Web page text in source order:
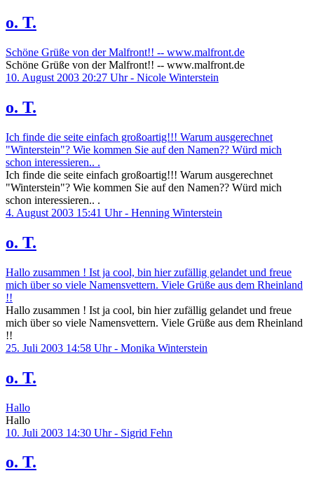
o. T.
Schöne Grüße von der Malfront!! -- www.malfront.de
Schöne Grüße von der Malfront!! -- www.malfront.de
10. August 2003 20:27 Uhr - Nicole Winterstein
o. T.
Ich finde die seite einfach großoartig!!! Warum ausgerechnet
"Winterstein"? Wie kommen Sie auf den Namen?? Würd mich
schon interessieren.. .
Ich finde die seite einfach großoartig!!! Warum ausgerechnet
"Winterstein"? Wie kommen Sie auf den Namen?? Würd mich
schon interessieren.. .
4. August 2003 15:41 Uhr - Henning Winterstein
o. T.
Hallo zusammen ! Ist ja cool, bin hier zufällig gelandet und freue
mich über so viele Namensvettern. Viele Grüße aus dem Rheinland
!!
Hallo zusammen ! Ist ja cool, bin hier zufällig gelandet und freue
mich über so viele Namensvettern. Viele Grüße aus dem Rheinland
!!
25. Juli 2003 14:58 Uhr - Monika Winterstein
o. T.
Hallo
Hallo
10. Juli 2003 14:30 Uhr - Sigrid Fehn
o. T.